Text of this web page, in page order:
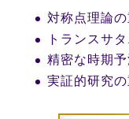
対称点理論の
トランスサ
精密な時期
実証的研究の